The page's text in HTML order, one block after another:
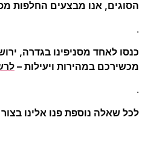
הסוגים, אנו מבצעים החלפות
.
כנסו לאחד מסניפינו בגדרה,
מכשירכם במהירות ויעילות –
.
לכל שאלה נוספת פנו אלינו